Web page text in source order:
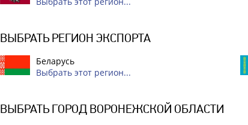
ВЫБРАТЬ РЕГИОН ЭКСПОРТА
Беларусь
Выбрать этот регион...
ВЫБРАТЬ ГОРОД ВОРОНЕЖСКОЙ ОБЛАСТИ